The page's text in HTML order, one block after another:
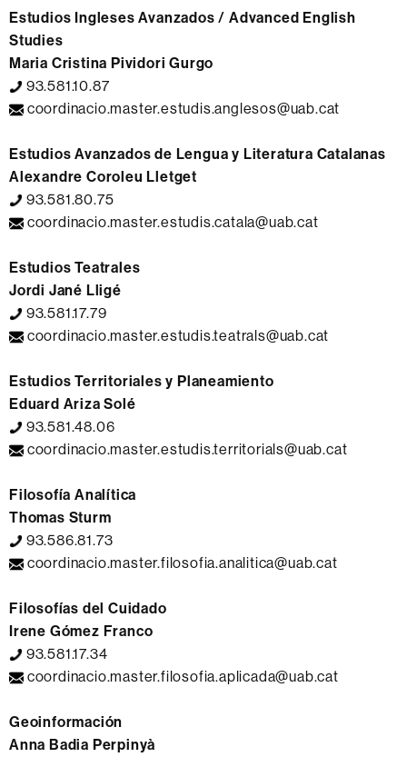
Estudios Ingleses Avanzados / Advanced English
Studies
Maria Cristina Pividori Gurgo
93.581.10.87
coordinacio.master.estudis.anglesos@uab.cat
Estudios Avanzados de Lengua y Literatura Catalanas
Alexandre Coroleu Lletget
93.581.80.75
coordinacio.master.estudis.catala@uab.cat
Estudios Teatrales
Jordi Jané Lligé
93.581.17.79
coordinacio.master.estudis.teatrals@uab.cat
Estudios Territoriales y Planeamiento
Eduard Ariza Solé
93.581.48.06
coordinacio.master.estudis.territorials@uab.cat
Filosofía Analítica
Thomas Sturm
93.586.81.73
coordinacio.master.filosofia.analitica@uab.cat
Filosofías del Cuidado
Irene Gómez Franco
93.581.17.34
coordinacio.master.filosofia.aplicada@uab.cat
Geoinformación
Anna Badia Perpinyà